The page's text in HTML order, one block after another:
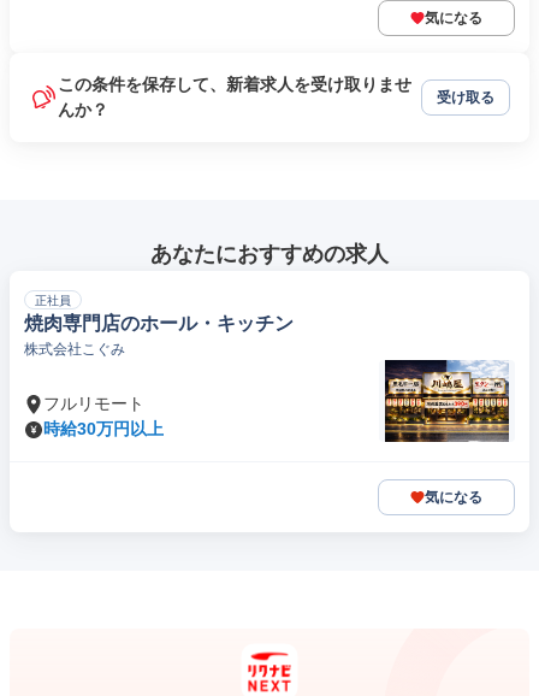
気になる
この条件を保存して、新着求人を受け取りませ
んか？
受け取る
あなたにおすすめの求人
正社員
焼肉専門店のホール・キッチン
株式会社こぐみ
フルリモート
時給30万円以上
気になる